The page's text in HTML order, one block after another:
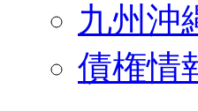
九州沖
債権情